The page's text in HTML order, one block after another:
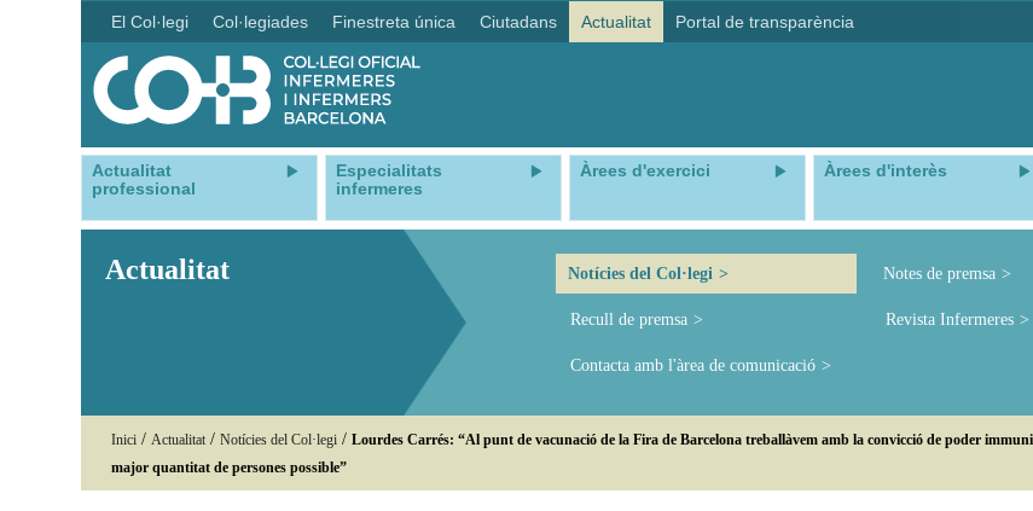
El Col·legi Col·legiades Finestreta única Ciutadans Actualitat Portal de transparència
Actualitat
professional
Especialitats
infermeres
Àrees d'exercici Àrees d'interès
Actualitat Notícies del Col·legi Notes de premsa
Recull de premsa Revista Infermeres
Contacta amb l'àrea de comunicació
Inici / Actualitat / Notícies del Col·legi / Lourdes Carrés: “Al punt de vacunació de la Fira de Barcelona treballàvem amb la convicció de poder
major quantitat de persones possible”